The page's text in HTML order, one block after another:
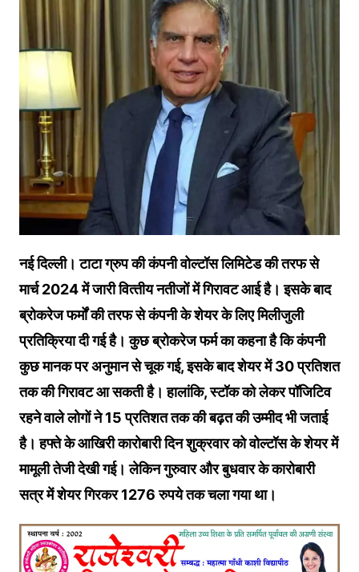
नई दिल्ली। टाटा ग्रुप की कंपनी वोल्‍टॉस ल‍िम‍िटेड की तरफ से
मार्च 2024 में जारी व‍ित्‍तीय नतीजों में ग‍िरावट आई है। इसके बाद
ब्रोकरेज फर्मों की तरफ से कंपनी के शेयर के लि‍ए मिलीजुली
प्रत‍िक्र‍िया दी गई है। कुछ ब्रोकरेज फर्म का कहना है क‍ि कंपनी
कुछ मानक पर अनुमान से चूक गई, इसके बाद शेयर में 30 प्रतिशत
तक की गिरावट आ सकती है। हालांकि, स्‍टॉक को लेकर पॉज‍िट‍िव
रहने वाले लोगों ने 15 प्रतिशत तक की बढ़त की उम्मीद भी जताई
है। हफ्ते के आख‍िरी कारोबारी द‍िन शुक्रवार को वोल्‍टॉस के शेयर में
मामूली तेजी देखी गई। लेक‍िन गुरुवार और बुधवार के कारोबारी
सत्र में शेयर गिरकर 1276 रुपये तक चला गया था।